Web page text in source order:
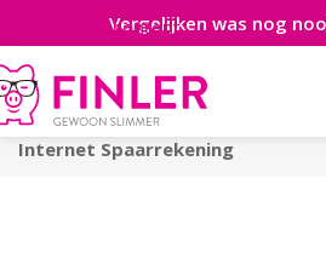
Skip to main contentVergelijken was nog
Home>Spaarrente
Internet Spaarrekening